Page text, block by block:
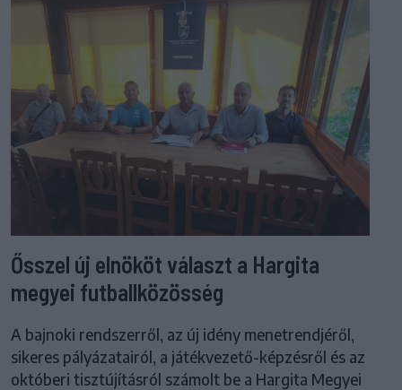
Ősszel új elnököt választ a Hargita
megyei futballközösség
A bajnoki rendszerről, az új idény menetrendjéről,
sikeres pályázatairól, a játékvezető-képzésről és az
októberi tisztújításról számolt be a Hargita Megyei